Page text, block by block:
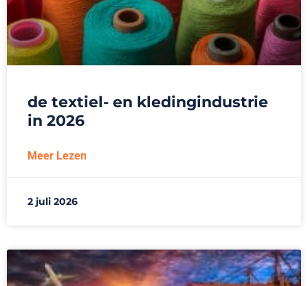
de textiel- en kledingindustrie
in 2026
Meer Lezen
2 juli 2026